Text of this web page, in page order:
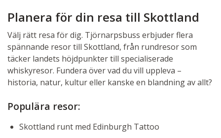
Planera för din resa till Skottland
Välj rätt resa för dig. Tjörnarpsbuss erbjuder flera
spännande resor till Skottland, från rundresor som
täcker landets höjdpunkter till specialiserade
whiskyresor. Fundera över vad du vill uppleva –
historia, natur, kultur eller kanske en blandning av allt?
Populära resor:
Skottland runt med Edinburgh Tattoo